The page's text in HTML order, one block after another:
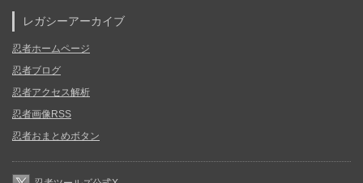
レガシーアーカイブ
忍者ホームページ
忍者ブログ
忍者アクセス解析
忍者画像RSS
忍者おまとめボタン